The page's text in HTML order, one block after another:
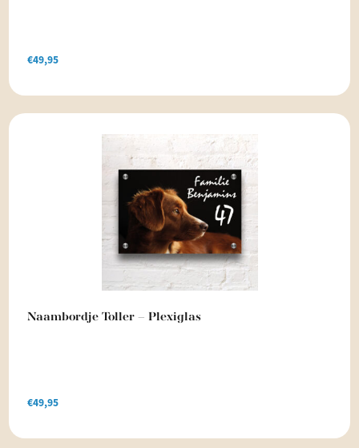
€49,95
Naambordje Toller – Plexiglas
€49,95